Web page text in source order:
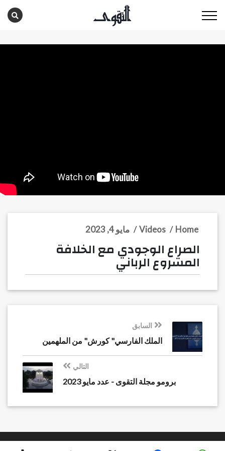
مايو 4, 2023 / Videos / Home
الصراع الوجودي مع الخلافة
المشروع الرباني
السابق
الملك الفارسي" كورش" من الملهمين
التالي
برومو مجلة التقوى - عدد مايو 2023